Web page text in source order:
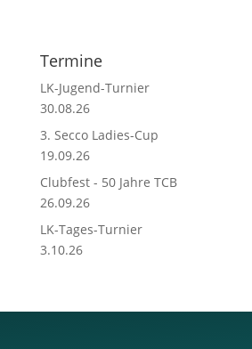
Termine
LK-Jugend-Turnier
30.08.26
3. Secco Ladies-Cup
19.09.26
Clubfest - 50 Jahre TCB
26.09.26
LK-Tages-Turnier
3.10.26